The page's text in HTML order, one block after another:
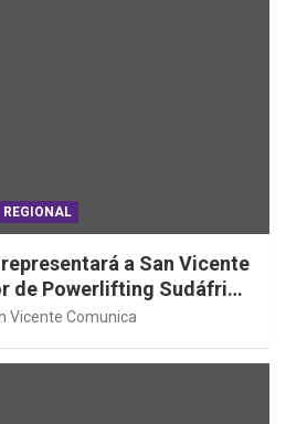
REGIONAL
a San Vicente
de Powerlifting Sudáfrica
Vicente Comunica